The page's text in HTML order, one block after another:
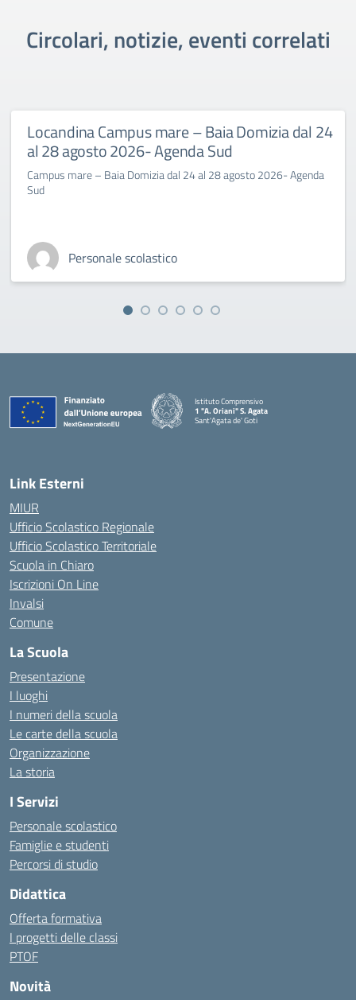
Circolari, notizie, eventi correlati
Locandina Campus mare – Baia Domizia dal 24
al 28 agosto 2026- Agenda Sud
Campus mare – Baia Domizia dal 24 al 28 agosto 2026- Agenda
Sud
Personale scolastico
Istituto Comprensivo
1 "A. Oriani" S. Agata
Sant'Agata de' Goti
— Visita la pagina iniziale della scuola
Link Esterni
MIUR
Ufficio Scolastico Regionale
Ufficio Scolastico Territoriale
Scuola in Chiaro
Iscrizioni On Line
Invalsi
Comune
La Scuola
Presentazione
I luoghi
I numeri della scuola
Le carte della scuola
Organizzazione
La storia
I Servizi
Personale scolastico
Famiglie e studenti
Percorsi di studio
Didattica
Offerta formativa
I progetti delle classi
PTOF
Novità